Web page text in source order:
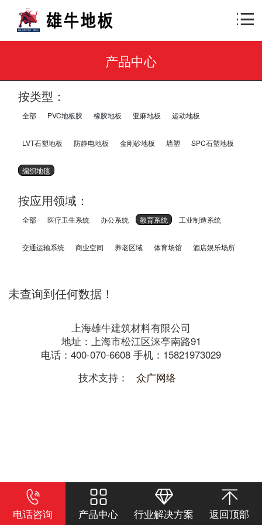
产品中心
按类型：
全部 PVC地板胶 橡胶地板 亚麻地板 运动地板
LVT石塑地板 防静电地板 金刚砂地板 墙塑 SPC石塑地板
编织地毯
按应用领域：
全部 医疗卫生系统 办公系统 教育系统 工业制造系统
交通运输系统 商业空间 养老区域 体育场馆 酒店娱乐场所
未查询到任何数据！
上海雄牛建筑材料有限公司
地址：上海市松江区涞亭南路91
电话：400-070-6608 手机：15821973029
技术支持：
众广网络
电话咨询 产品中心 行业解决方案 返回顶部